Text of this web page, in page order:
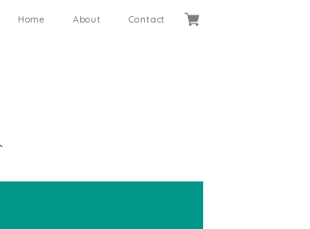
Home About Contact